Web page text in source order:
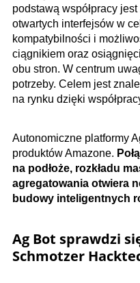
podstawą współpracy
otwartych interfejsów w
kompatybilności i
ciągnikiem oraz
obu stron. W centrum
potrzeby. Celem jest
na rynku dzięki
Autonomiczne platformy
produktów Amazone.
na podłoże, rozkładu
agregatowania otwiera
budowy inteligentnych
Ag Bot sprawdzi
Schmotzer